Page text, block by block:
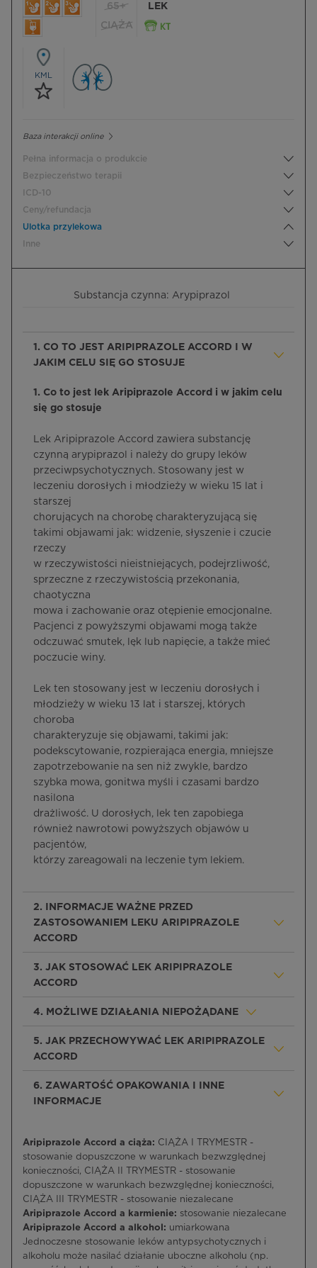
65+
CIĄŻA
LEK
KML
Baza interakcji online
Pełna informacja o produkcie
Bezpieczeństwo terapii
ICD-10
Ceny/refundacja
Ulotka przylekowa
Inne
Substancja czynna: Arypiprazol
1. CO TO JEST ARIPIPRAZOLE ACCORD I W
JAKIM CELU SIĘ GO STOSUJE
1. Co to jest lek Aripiprazole Accord i w jakim celu
się go stosuje
Lek Aripiprazole Accord zawiera substancję
czynną arypiprazol i należy do grupy leków
przeciwpsychotycznych. Stosowany jest w
leczeniu dorosłych i młodzieży w wieku 15 lat i
starszej
chorujących na chorobę charakteryzującą się
takimi objawami jak: widzenie, słyszenie i czucie
rzeczy
w rzeczywistości nieistniejących, podejrzliwość,
sprzeczne z rzeczywistością przekonania,
chaotyczna
mowa i zachowanie oraz otępienie emocjonalne.
Pacjenci z powyższymi objawami mogą także
odczuwać smutek, lęk lub napięcie, a także mieć
poczucie winy.
Lek ten stosowany jest w leczeniu dorosłych i
młodzieży w wieku 13 lat i starszej, których
choroba
charakteryzuje się objawami, takimi jak:
podekscytowanie, rozpierająca energia, mniejsze
zapotrzebowanie na sen niż zwykle, bardzo
szybka mowa, gonitwa myśli i czasami bardzo
nasilona
drażliwość. U dorosłych, lek ten zapobiega
również nawrotowi powyższych objawów u
pacjentów,
którzy zareagowali na leczenie tym lekiem.
2. INFORMACJE WAŻNE PRZED
ZASTOSOWANIEM LEKU ARIPIPRAZOLE
ACCORD
3. JAK STOSOWAĆ LEK ARIPIPRAZOLE
ACCORD
4. MOŻLIWE DZIAŁANIA NIEPOŻĄDANE
5. JAK PRZECHOWYWAĆ LEK ARIPIPRAZOLE
ACCORD
6. ZAWARTOŚĆ OPAKOWANIA I INNE
INFORMACJE
Aripiprazole Accord a ciąża: CIĄŻA I TRYMESTR -
stosowanie dopuszczone w warunkach bezwzględnej
konieczności, CIĄŻA II TRYMESTR - stosowanie
dopuszczone w warunkach bezwzględnej konieczności,
CIĄŻA III TRYMESTR - stosowanie niezalecane
Aripiprazole Accord a karmienie: stosowanie niezalecane
Aripiprazole Accord a alkohol: umiarkowana
Jednoczesne stosowanie leków antypsychotycznych i
alkoholu może nasilać działanie uboczne alkoholu (np.